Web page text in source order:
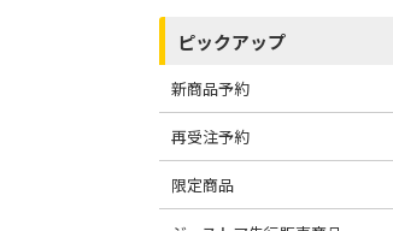
ピックアップ
新商品予約
再受注予約
限定商品